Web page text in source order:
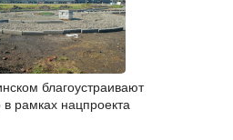
благоустраивают
в рамках нацпроекта